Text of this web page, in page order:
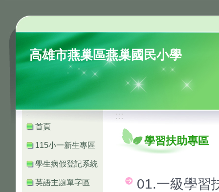
高雄市燕巢區燕巢國民小學
:::
首頁
115小一新生專區
學生病假登記系統
英語主題單字區
:::
學習扶助專區
01.一級學習